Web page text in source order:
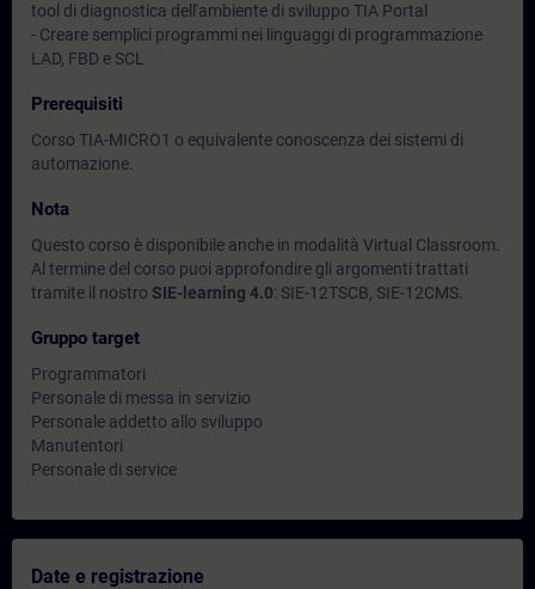
tool di diagnostica dell'ambiente di sviluppo TIA Portal
- Creare semplici programmi nei linguaggi di programmazione
LAD, FBD e SCL
Prerequisiti
Corso TIA-MICRO1 o equivalente conoscenza dei sistemi di
automazione.
Nota
Questo corso è disponibile anche in modalità Virtual Classroom.
Al termine del corso puoi approfondire gli argomenti trattati
tramite il nostro SIE-learning 4.0: SIE-12TSCB, SIE-12CMS.
Gruppo target
Programmatori
Personale di messa in servizio
Personale addetto allo sviluppo
Manutentori
Personale di service
Date e registrazione